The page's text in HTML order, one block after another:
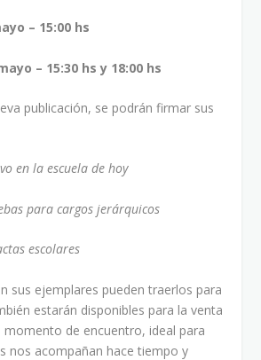
– 15:00 hs
– 15:30 hs y 18:00 hs
publicación, se podrán firmar sus
en la escuela de hoy
para cargos jerárquicos
escolares
sus ejemplares pueden traerlos para
estarán disponibles para la venta
momento de encuentro, ideal para
nos acompañan hace tiempo y